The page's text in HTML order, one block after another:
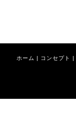
ホーム | コンセプト |